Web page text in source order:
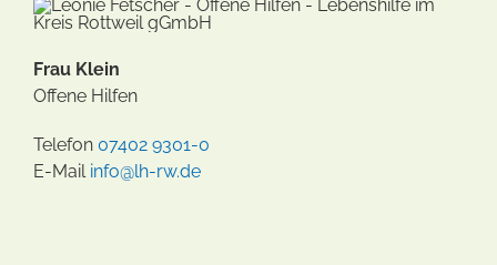
Frau Klein
Offene Hilfen
Telefon 07402 9301-0
E-Mail info@lh-rw.de